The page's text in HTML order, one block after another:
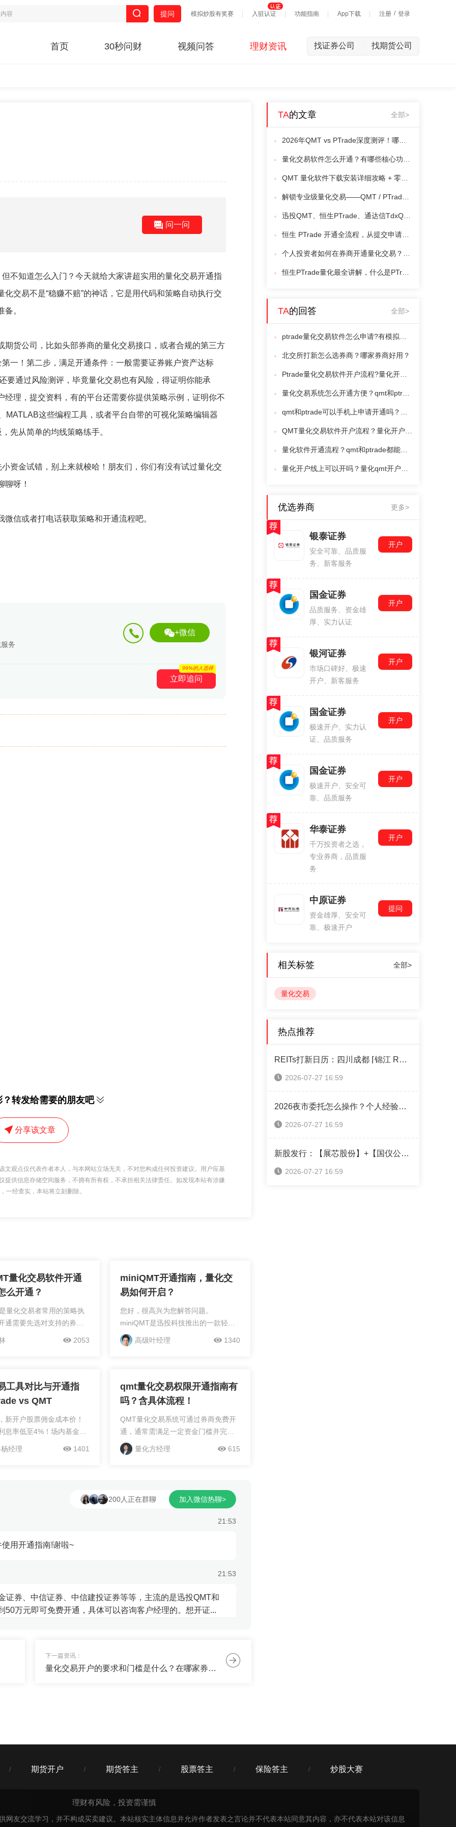
模拟炒股有奖赛 入驻认证 功能指南 App下载 注册 / 登录
提问
首页 30秒问财 视频问答 理财资讯 找证券公司 找期货公司
问一问
不知道怎么入门？今天就给大家讲超实用的量化交易开通指
交易不是“稳赚不赔”的神话，它是用代码和策略自动执行交
。
货公司，比如头部券商的量化交易接口，或者合规的第三方
一！第二步，满足开通条件：一般需要证券账户资产达标
要通过风险测评，毕竟量化交易也有风险，得证明你能承
理，提交资料，有的平台还需要你提供策略示例，证明你不
MATLAB这些编程工具，或者平台自带的可视化策略编辑器
先从简单的均线策略练手。
资金试错，别上来就梭哈！朋友们，你们有没有试过量化交
聊呀！
信或者打电话获取策略和开通流程吧。
务
+微信
立即追问
99%的人选择
转发给需要的朋友吧
分享该文章
观点仅代表作者本人，与本网站立场无关，不对您构成任何投资建议。用户应基
供信息存储空间服务，不拥有所有权，不承担相关法律责任。如发现本站有涉嫌
一经查实，本站将立刻删除。
量化交易软件开通
么开通？
量化交易者常用的策略执
通需要先选对支持的券
金公司、国金证券、华西
2053
miniQMT开通指南，量化交
易如何开启？
您好，很高兴为您解答问题。
miniQMT是迅投科技推出的一款轻量
化量化交易工具，它是QMT的极简模
式。miniQMT支持使用Python语言编
高级叶经理 1340
工具对比与开通指
vs QMT
新开户股票佣金成本价！
息率低至4%！场内基金
）及可转债的交易费率均
快速通道。提供靓号股票账
主流的量化交易软件，各
经理 1401
qmt量化交易权限开通指南有
吗？含具体流程！
QMT量化交易系统可通过券商免费开
通，通常需满足一定资金门槛并完成
相关申请流程，以下是具体操作步
骤： 欢迎交流，点头像添加咨询！！
十万分5，逆回购一折！专项两融利率
4%；港股通十万分8；北交所万3！期
权1.8元每张，ETF套利免申赎费！提
具，提供具体标的买卖价格参考！1.
持QMT量化交易系统，华...
量化方经理 615
21:53
用开通指南!谢啦~
21:53
证券、中信证券、中信建投证券等等，主流的是迅投QMT和
50万元即可免费开通，具体可以咨询客户经理的。想开证...
，收益超过某宝的，帮忙推荐下~
200人正在群聊 加入微信热聊>
下一篇资讯：
量化交易开户的要求和门槛是什么？在哪家券商可以开通量化软件？
TA的文章 全部>
TA的回答 全部>
北交所打新怎么选券商？哪家券商好用？
优选券商 更多>
银泰证券
安全可靠、品质服
务、新客服务
开户
国金证券
品质服务、资金雄
厚、实力认证
开户
银河证券
市场口碑好、极速
开户、新客服务
开户
国金证券
极速开户、实力认
证、品质服务
开户
国金证券
极速开户、安全可
靠、品质服务
开户
华泰证券
千万投资者之选，
专业券商，品质服
务
开户
中原证券
资金雄厚、安全可
靠、极速开户
提问
相关标签 全部>
量化交易
热点推荐
REITs打新日历：四川成都 ⌈锦江 REIT⌋ 本周四售！（附认购操作指南）
2026-07-27 16:59
2026夜市委托怎么操作？个人经验攻略全分享
2026-07-27 16:59
新股发行：【展芯股份】+【国仪公司】+【超纯应材】本周可申购！（附打新神器）
2026-07-27 16:59
/ 期货开户 / 期货答主 / 股票答主 / 保险答主 / 炒股大赛
理财有风险，投资需谨慎
友交流学习，并不构成买卖建议。本站核实主体信息并允许作者发表之言论并不代表本站同意其内容，亦不代表本站对该信息